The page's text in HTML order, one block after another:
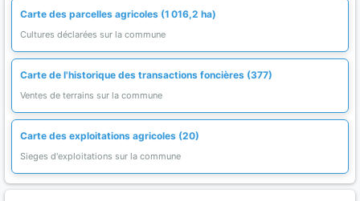
Carte des parcelles agricoles (1 016,2 ha)
Cultures déclarées sur la commune
Carte de l'historique des transactions foncières (377)
Ventes de terrains sur la commune
Carte des exploitations agricoles (20)
Sieges d'exploitations sur la commune